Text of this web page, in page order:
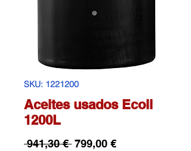
SKU: 1221200
Aceites usados Ecoil
1200L
941,30 € Precio
799,00 €Precio